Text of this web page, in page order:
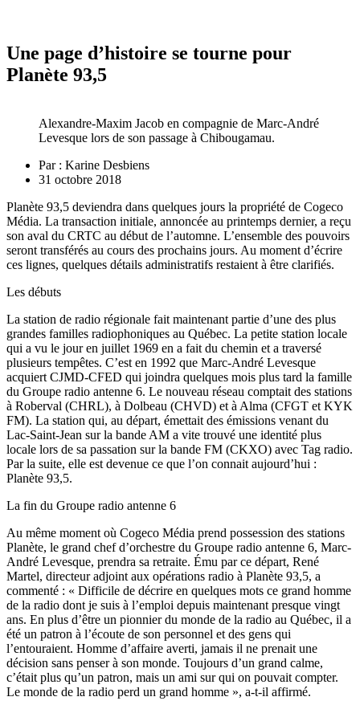
Une page d’histoire se tourne pour
Planète 93,5
Alexandre-Maxim Jacob en compagnie de Marc-André
Levesque lors de son passage à Chibougamau.
Par : Karine Desbiens
31 octobre 2018
Planète 93,5 deviendra dans quelques jours la propriété de Cogeco
Média. La transaction initiale, annoncée au printemps dernier, a reçu
son aval du CRTC au début de l’automne. L’ensemble des pouvoirs
seront transférés au cours des prochains jours. Au moment d’écrire
ces lignes, quelques détails administratifs restaient à être clarifiés.
Les débuts
La station de radio régionale fait maintenant partie d’une des plus
grandes familles radiophoniques au Québec. La petite station locale
qui a vu le jour en juillet 1969 en a fait du chemin et a traversé
plusieurs tempêtes. C’est en 1992 que Marc-André Levesque
acquiert CJMD-CFED qui joindra quelques mois plus tard la famille
du Groupe radio antenne 6. Le nouveau réseau comptait des stations
à Roberval (CHRL), à Dolbeau (CHVD) et à Alma (CFGT et KYK
FM). La station qui, au départ, émettait des émissions venant du
Lac-Saint-Jean sur la bande AM a vite trouvé une identité plus
locale lors de sa passation sur la bande FM (CKXO) avec Tag radio.
Par la suite, elle est devenue ce que l’on connait aujourd’hui :
Planète 93,5.
La fin du Groupe radio antenne 6
Au même moment où Cogeco Média prend possession des stations
Planète, le grand chef d’orchestre du Groupe radio antenne 6, Marc-
André Levesque, prendra sa retraite. Ému par ce départ, René
Martel, directeur adjoint aux opérations radio à Planète 93,5, a
commenté : « Difficile de décrire en quelques mots ce grand homme
de la radio dont je suis à l’emploi depuis maintenant presque vingt
ans. En plus d’être un pionnier du monde de la radio au Québec, il a
été un patron à l’écoute de son personnel et des gens qui
l’entouraient. Homme d’affaire averti, jamais il ne prenait une
décision sans penser à son monde. Toujours d’un grand calme,
c’était plus qu’un patron, mais un ami sur qui on pouvait compter.
Le monde de la radio perd un grand homme », a-t-il affirmé.